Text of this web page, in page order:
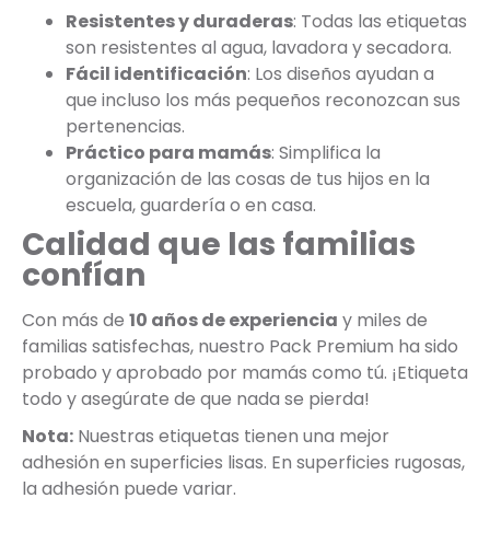
Resistentes y duraderas: Todas las etiquetas
son resistentes al agua, lavadora y secadora.
Fácil identificación: Los diseños ayudan a
que incluso los más pequeños reconozcan sus
pertenencias.
Práctico para mamás: Simplifica la
organización de las cosas de tus hijos en la
escuela, guardería o en casa.
Calidad que las familias
confían
Con más de 10 años de experiencia y miles de
familias satisfechas, nuestro Pack Premium ha sido
probado y aprobado por mamás como tú. ¡Etiqueta
todo y asegúrate de que nada se pierda!
Nota: Nuestras etiquetas tienen una mejor
adhesión en superficies lisas. En superficies rugosas,
la adhesión puede variar.